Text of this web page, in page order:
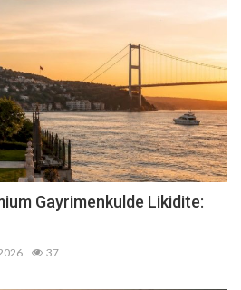
Gayrimenkulde Likidite:
37